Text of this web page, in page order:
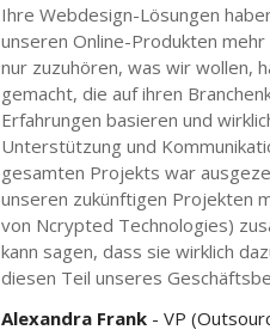
Ihre Webdesign-Lösungen
unseren Online-Produkten
nur zuzuhören, was wir wollen,
gemacht, die auf ihren
Erfahrungen basieren und
Unterstützung und
gesamten Projekts war
unseren zukünftigen Projekten
von Ncrypted Technologies)
kann sagen, dass sie wirklich
diesen Teil unseres
Alexandra Frank - VP